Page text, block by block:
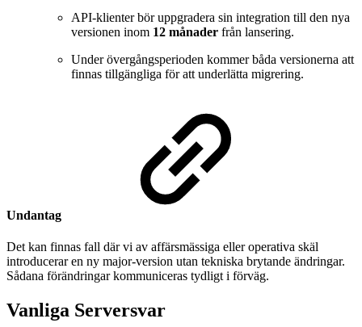
API-klienter bör uppgradera sin integration till den nya
versionen inom 12 månader från lansering.
Under övergångsperioden kommer båda versionerna att
finnas tillgängliga för att underlätta migrering.
Undantag
Det kan finnas fall där vi av affärsmässiga eller operativa skäl
introducerar en ny major-version utan tekniska brytande ändringar.
Sådana förändringar kommuniceras tydligt i förväg.
Vanliga Serversvar